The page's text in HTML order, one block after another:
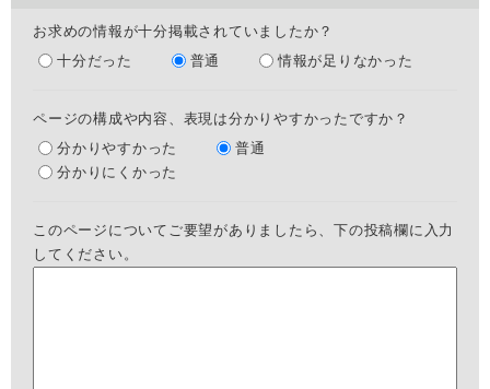
お求めの情報が十分掲載されていましたか？
十分だった
普通 情報が足りなかった
ページの構成や内容、表現は分かりやすかったですか？
分かりやすかった
普通
分かりにくかった
このページについてご要望がありましたら、下の投稿欄に入力
してください。